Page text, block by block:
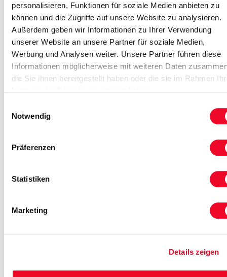
personalisieren, Funktionen für soziale Medien anbieten zu
können und die Zugriffe auf unsere Website zu analysieren.
Außerdem geben wir Informationen zu Ihrer Verwendung
unserer Website an unsere Partner für soziale Medien,
Werbung und Analysen weiter. Unsere Partner führen diese
Informationen möglicherweise mit weiteren Daten
die Sie ihnen bereitgestellt haben oder die sie im Rahmen
Notwendig
Präferenzen
Statistiken
Marketing
Details zeigen
... mit Zugfahrt durch die Schweiz im Bernina-
15. - 20. Aug.
Reise auf